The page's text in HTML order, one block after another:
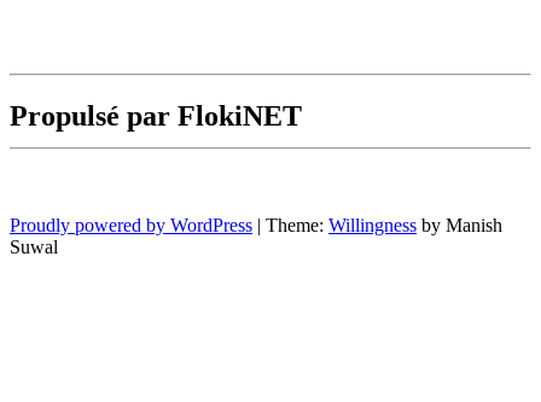
Propulsé par FlokiNET
Proudly powered by WordPress | Theme: Willingness by Manish
Suwal